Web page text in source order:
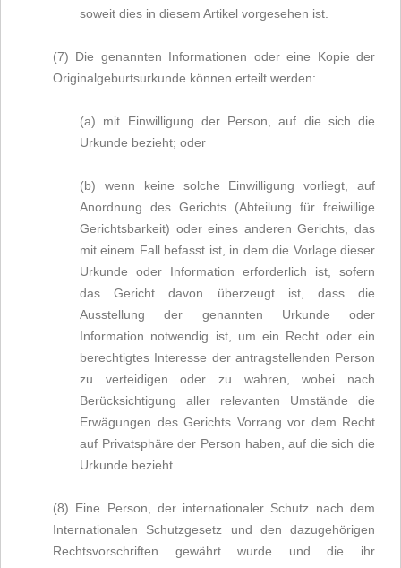
soweit dies in diesem Artikel vorgesehen ist.
(7) Die genannten Informationen oder eine Kopie der
Originalgeburtsurkunde können erteilt werden:
(a) mit Einwilligung der Person, auf die sich die
Urkunde bezieht; oder
(b) wenn keine solche Einwilligung vorliegt, auf
Anordnung des Gerichts (Abteilung für freiwillige
Gerichtsbarkeit) oder eines anderen Gerichts, das
mit einem Fall befasst ist, in dem die Vorlage dieser
Urkunde oder Information erforderlich ist, sofern
das Gericht davon überzeugt ist, dass die
Ausstellung der genannten Urkunde oder
Information notwendig ist, um ein Recht oder ein
berechtigtes Interesse der antragstellenden Person
zu verteidigen oder zu wahren, wobei nach
Berücksichtigung aller relevanten Umstände die
Erwägungen des Gerichts Vorrang vor dem Recht
auf Privatsphäre der Person haben, auf die sich die
Urkunde bezieht.
(8) Eine Person, der internationaler Schutz nach dem
Internationalen Schutzgesetz und den dazugehörigen
Rechtsvorschriften gewährt wurde und die ihr